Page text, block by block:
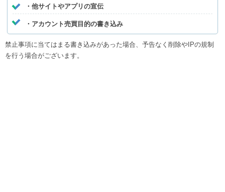
・他サイトやアプリの宣伝
・アカウント売買目的の書き込み
禁止事項に当てはまる書き込みがあった場合、予告なく削除やIPの規制
を行う場合がございます。